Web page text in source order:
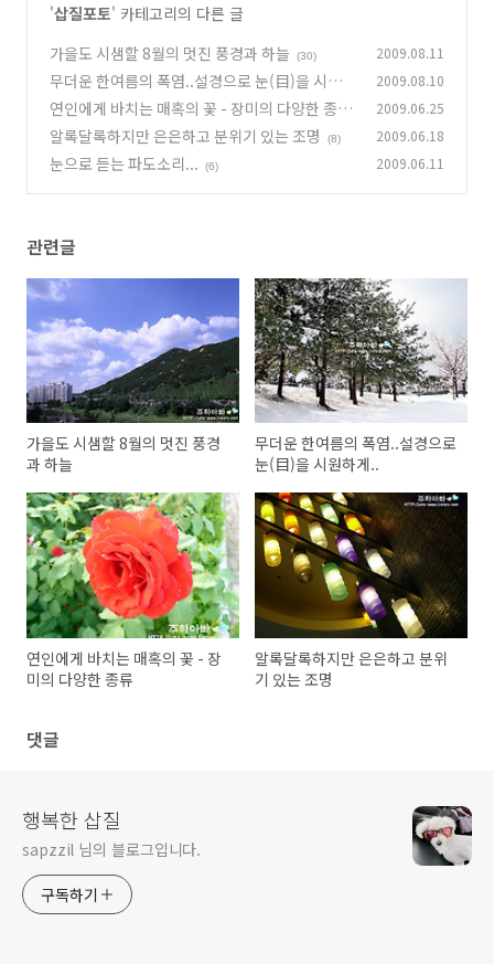
'삽질포토' 카테고리의 다른 글
가을도 시샘할 8월의 멋진 풍경과 하늘
(30) 2009.08.11
무더운 한여름의 폭염..설경으로 눈(目)을 시원하
게.. (24)
2009.08.10
연인에게 바치는 매혹의 꽃 - 장미의 다양한 종류
(6)
2009.06.25
알록달록하지만 은은하고 분위기 있는 조명 (8) 2009.06.18
눈으로 듣는 파도소리... (6) 2009.06.11
관련글
가을도 시샘할 8월의 멋진 풍경
과 하늘
무더운 한여름의 폭염..설경으로
눈(目)을 시원하게..
연인에게 바치는 매혹의 꽃 - 장
미의 다양한 종류
알록달록하지만 은은하고 분위
기 있는 조명
댓글
행복한 삽질
sapzzil 님의 블로그입니다.
구독하기